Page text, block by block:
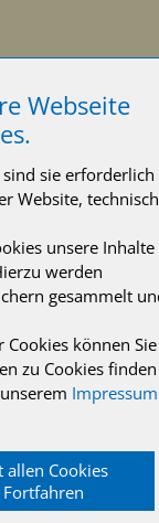
Impressum
Webseite
sie erforderlich
Website, technisch
unsere Inhalte
werden
gesammelt
Cookies können Sie
zu Cookies finden
Impressum
allen Cookies
Fortfahren